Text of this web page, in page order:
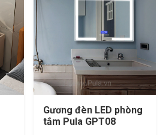
Gương đèn LED phòng
tắm Pula GPT08